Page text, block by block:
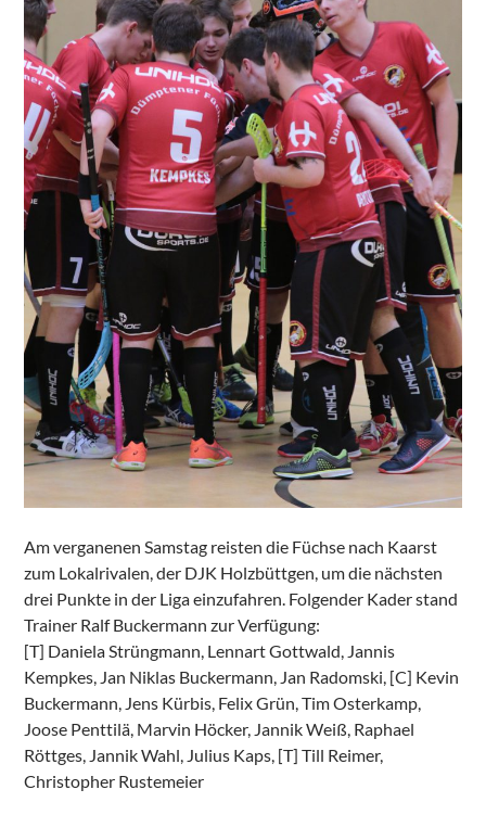
Am verganenen Samstag reisten die Füchse nach Kaarst
zum Lokalrivalen, der DJK Holzbüttgen, um die nächsten
drei Punkte in der Liga einzufahren. Folgender Kader stand
Trainer Ralf Buckermann zur Verfügung:
[T] Daniela Strüngmann, Lennart Gottwald, Jannis
Kempkes, Jan Niklas Buckermann, Jan Radomski, [C] Kevin
Buckermann, Jens Kürbis, Felix Grün, Tim Osterkamp,
Joose Penttilä, Marvin Höcker, Jannik Weiß, Raphael
Röttges, Jannik Wahl, Julius Kaps, [T] Till Reimer,
Christopher Rustemeier